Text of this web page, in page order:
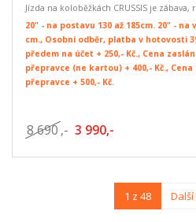
Jízda na koloběžkách CRUSSIS je zábava,
20" - na postavu 130 až 185cm. 20" - na
cm., Osobní odběr, platba v hotovosti
předem na účet + 250,- Kč., Cena
přepravce (ne kartou) + 400,- Kč.,
přepravce + 500,- Kč.
8 690 ,- 3 990,-
1 z 48 Další